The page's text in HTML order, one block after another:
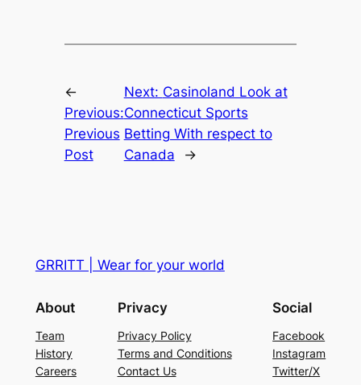
←
Previous:
Previous
Post
Next: Casinoland Look at
Connecticut Sports
Betting With respect to
Canada
→
GRRITT | Wear for your world
About
Team
History
Careers
Privacy
Privacy Policy
Terms and Conditions
Contact Us
Social
Facebook
Instagram
Twitter/X